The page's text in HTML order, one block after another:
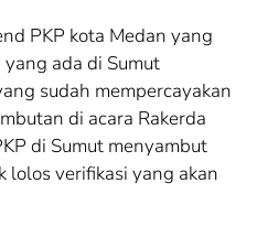
PKP kota Medan yang
ada di Sumut
sudah mempercayakan
di acara Rakerda
di Sumut menyambut
lolos verifikasi yang akan